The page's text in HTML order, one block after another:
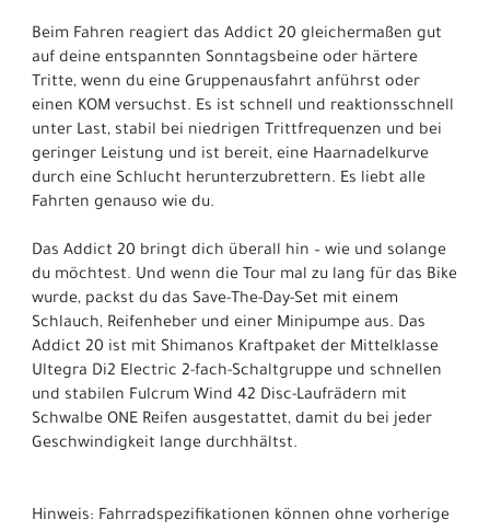
Beim Fahren reagiert das Addict 20 gleichermaßen gut
auf deine entspannten Sonntagsbeine oder härtere
Tritte, wenn du eine Gruppenausfahrt anführst oder
einen KOM versuchst. Es ist schnell und reaktionsschnell
unter Last, stabil bei niedrigen Trittfrequenzen und bei
geringer Leistung und ist bereit, eine Haarnadelkurve
durch eine Schlucht herunterzubrettern. Es liebt alle
Fahrten genauso wie du.
Das Addict 20 bringt dich überall hin – wie und solange
du möchtest. Und wenn die Tour mal zu lang für das Bike
wurde, packst du das Save-The-Day-Set mit einem
Schlauch, Reifenheber und einer Minipumpe aus. Das
Addict 20 ist mit Shimanos Kraftpaket der Mittelklasse
Ultegra Di2 Electric 2-fach-Schaltgruppe und schnellen
und stabilen Fulcrum Wind 42 Disc-Laufrädern mit
Schwalbe ONE Reifen ausgestattet, damit du bei jeder
Geschwindigkeit lange durchhältst.
Hinweis: Fahrradspezifikationen können ohne vorherige